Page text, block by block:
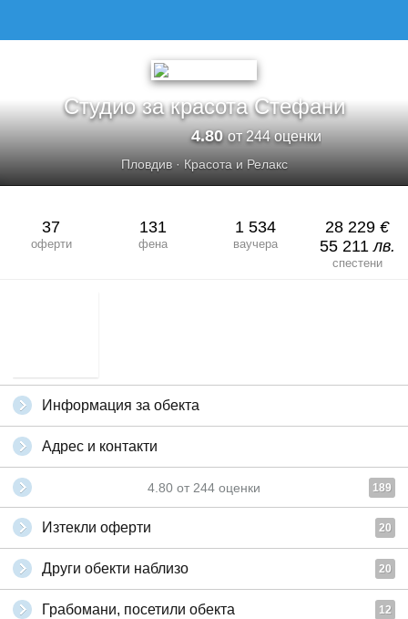
Студио за красота Стефани
4.80от 244 оценки
Пловдив· Красота и Релакс
37
оферти
131
фена
1 534
ваучера
28 229 €
55 211лв.
спестени
Информация за обекта
Адрес и контакти
4.80 от 244 оценки 189
Изтекли оферти 20
Други обекти наблизо 20
Грабомани, посетили обекта 12